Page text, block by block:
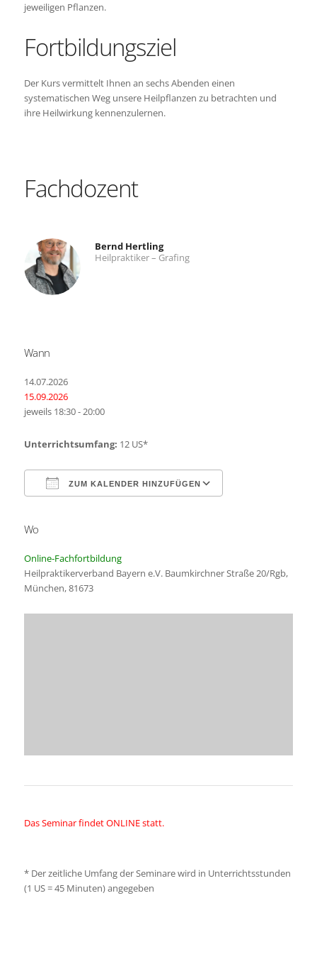
jeweiligen Pflanzen.
Fortbildungsziel
Der Kurs vermittelt Ihnen an sechs Abenden einen
systematischen Weg unsere Heilpflanzen zu betrachten und
ihre Heilwirkung kennenzulernen.
Fachdozent
Bernd Hertling
Heilpraktiker – Grafing
Wann
14.07.2026
15.09.2026
jeweils 18:30 - 20:00
Unterrichtsumfang: 12 US*
ZUM KALENDER HINZUFÜGEN
Wo
Online-Fachfortbildung
Heilpraktikerverband Bayern e.V. Baumkirchner Straße 20/Rgb,
München, 81673
Das Seminar findet ONLINE statt.
* Der zeitliche Umfang der Seminare wird in Unterrichtsstunden
(1 US = 45 Minuten) angegeben